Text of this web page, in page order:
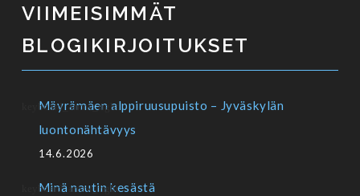
VIIMEISIMMÄT
BLOGIKIRJOITUKSET
Mäyrämäen alppiruusupuisto – Jyväskylän
luontonähtävyys
14.6.2026
Minä nautin kesästä